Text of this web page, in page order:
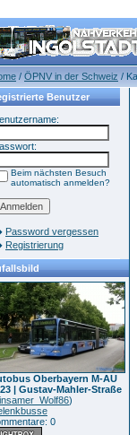
/ ÖPNV in der Schweiz /
Benutzer
Beim nächsten Besuch
automatisch anmelden?
Password vergessen
Registrierung
Oberbayern M-AU
| Gustav-Mahler-Straße
)
0